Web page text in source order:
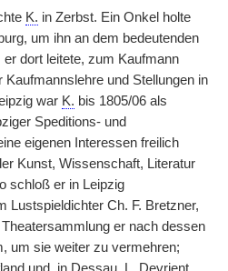
K. in Zerbst. Ein Onkel holte
um ihn an dem bedeutenden
er dort leitete, zum Kaufmann
Kaufmannslehre und Stellungen in
war K. bis 1805/06 als
Speditions- und
eigenen Interessen freilich
Kunst, Wissenschaft, Literatur
schloß er in Leipzig
Lustspieldichter Ch. F. Bretzner,
er nach dessen
um sie weiter zu vermehren;